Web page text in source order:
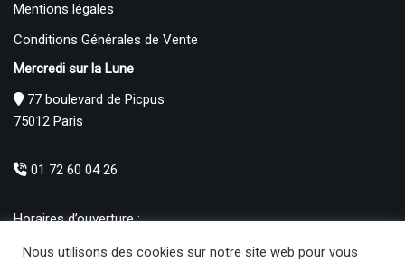
Mentions légales
Conditions Générales de Vente
Mercredi sur la Lune
77 boulevard de Picpus
75012 Paris
01 72 60 04 26
Horaires d’ouverture :
Nous utilisons des cookies sur notre site web pour vous